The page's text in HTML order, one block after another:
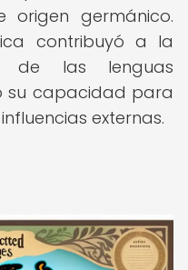
origen germánico.
contribuyó a la
de las lenguas
su capacidad para
externas.